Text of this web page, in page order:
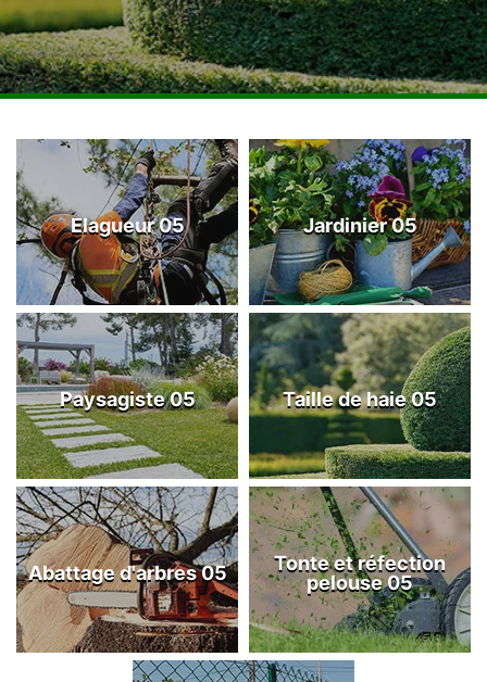
Elagueur 05 Jardinier 05
Paysagiste 05 Taille de haie 05
Abattage d'arbres 05
Tonte et réfection
pelouse 05